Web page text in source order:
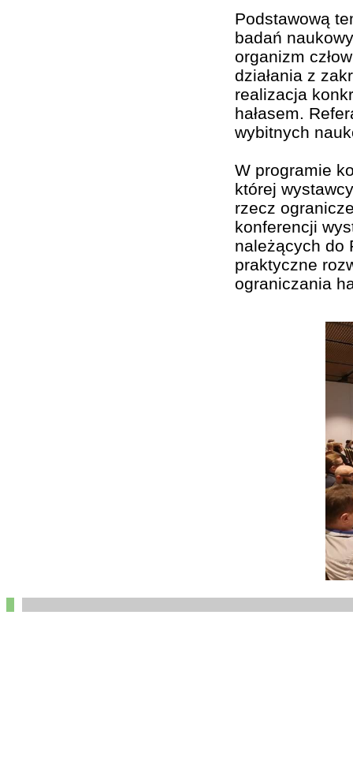
Podstawową
badań
organizm
działania z
realizacja
hałasem.
wybitnych
W programie
której
rzecz
konferencji
należących do
praktyczne
ograniczania